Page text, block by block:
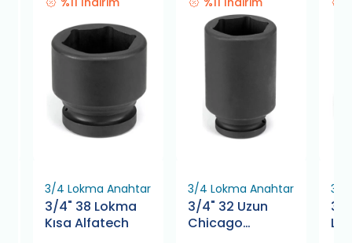
3/4 Lokma Anahtar
3/4" 38 Lokma
Kısa Alfatech
3/4 Lokma Anahtar
3/4" 32 Uzun
Chicago
3/4
3/